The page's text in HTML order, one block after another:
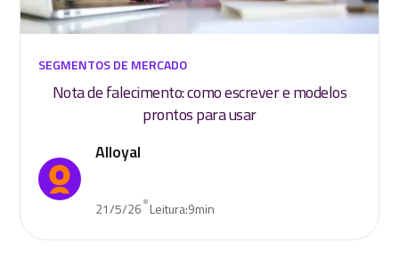
SEGMENTOS DE MERCADO
Nota de falecimento: como escrever e modelos
prontos para usar
Alloyal
21/5/26•Leitura:9min